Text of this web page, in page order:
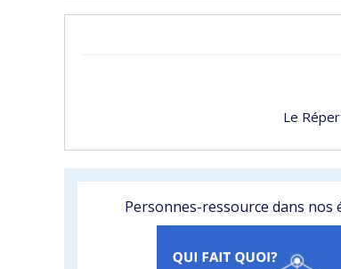
Le
Personnes-ressource dans nos